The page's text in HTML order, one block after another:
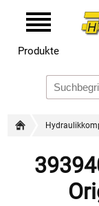
Produkte